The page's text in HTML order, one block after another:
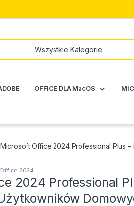
OFFICE DLA MacOS
Microsoft Office 2024 Professional Plus
2024
2024 Professional